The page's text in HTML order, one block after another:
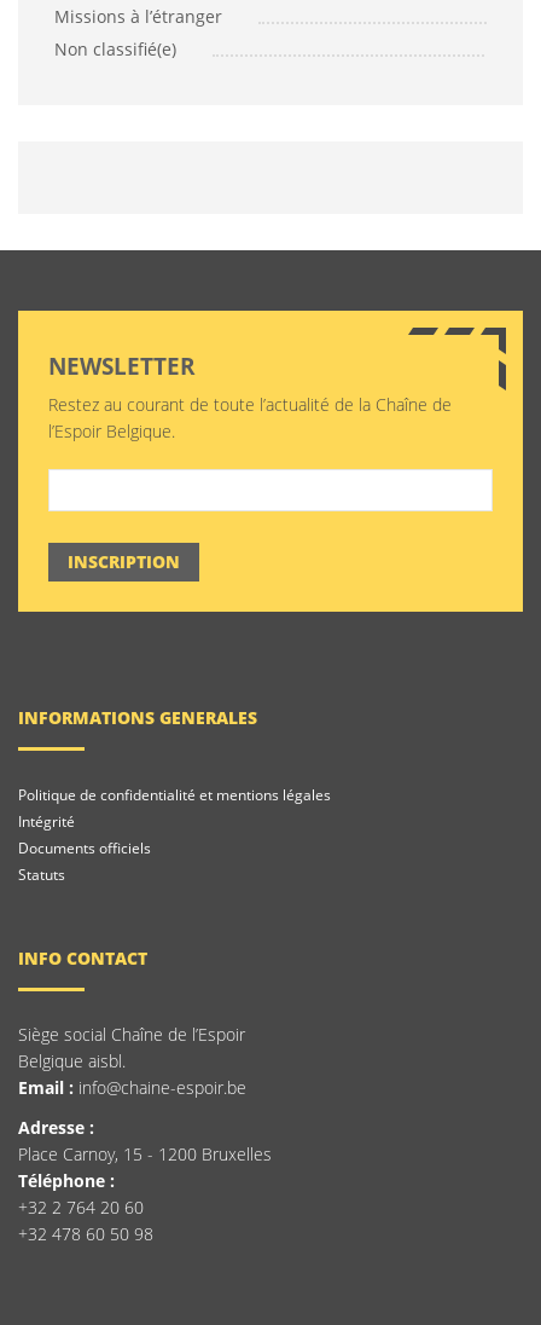
Missions à l’étranger
Non classifié(e)
NEWSLETTER
Restez au courant de toute l’actualité de la Chaîne de
l’Espoir Belgique.
INSCRIPTION
INFORMATIONS GENERALES
Politique de confidentialité et mentions légales
Intégrité
Documents officiels
Statuts
INFO CONTACT
Siège social Chaîne de l’Espoir
Belgique aisbl.
Email : info@chaine-espoir.be
Adresse :
Place Carnoy, 15 - 1200 Bruxelles
Téléphone :
+32 2 764 20 60
+32 478 60 50 98